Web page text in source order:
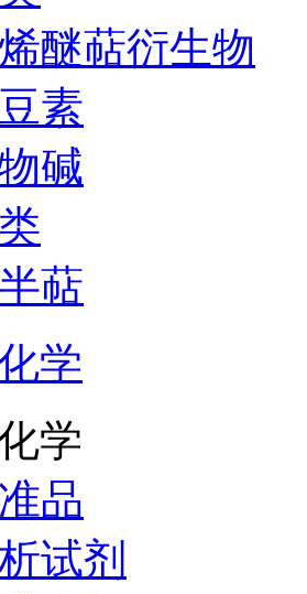
醚萜衍生物
素
碱
萜
学
学
品
试剂